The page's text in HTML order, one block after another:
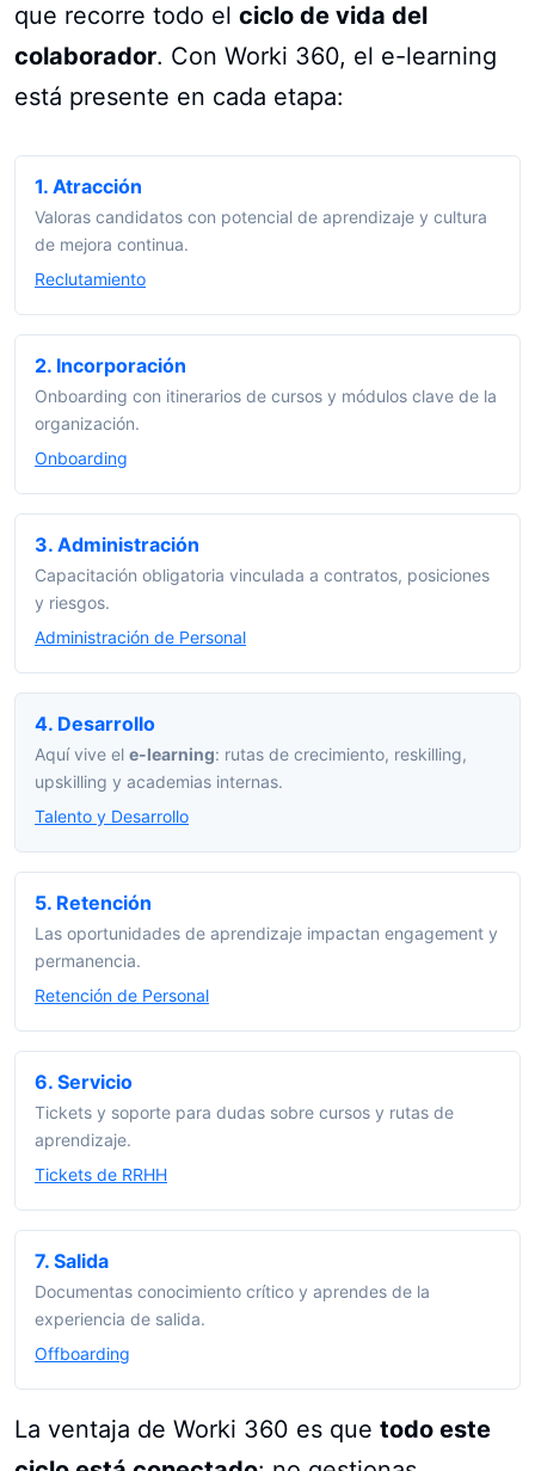
que recorre todo el ciclo de vida del
colaborador. Con Worki 360, el e-learning
está presente en cada etapa:
1. Atracción
Valoras candidatos con potencial de aprendizaje y cultura
de mejora continua.
Reclutamiento
2. Incorporación
Onboarding con itinerarios de cursos y módulos clave de la
organización.
Onboarding
3. Administración
Capacitación obligatoria vinculada a contratos, posiciones
y riesgos.
Administración de Personal
4. Desarrollo
Aquí vive el e-learning: rutas de crecimiento, reskilling,
upskilling y academias internas.
Talento y Desarrollo
5. Retención
Las oportunidades de aprendizaje impactan engagement y
permanencia.
Retención de Personal
6. Servicio
Tickets y soporte para dudas sobre cursos y rutas de
aprendizaje.
Tickets de RRHH
7. Salida
Documentas conocimiento crítico y aprendes de la
experiencia de salida.
Offboarding
La ventaja de Worki 360 es que todo este